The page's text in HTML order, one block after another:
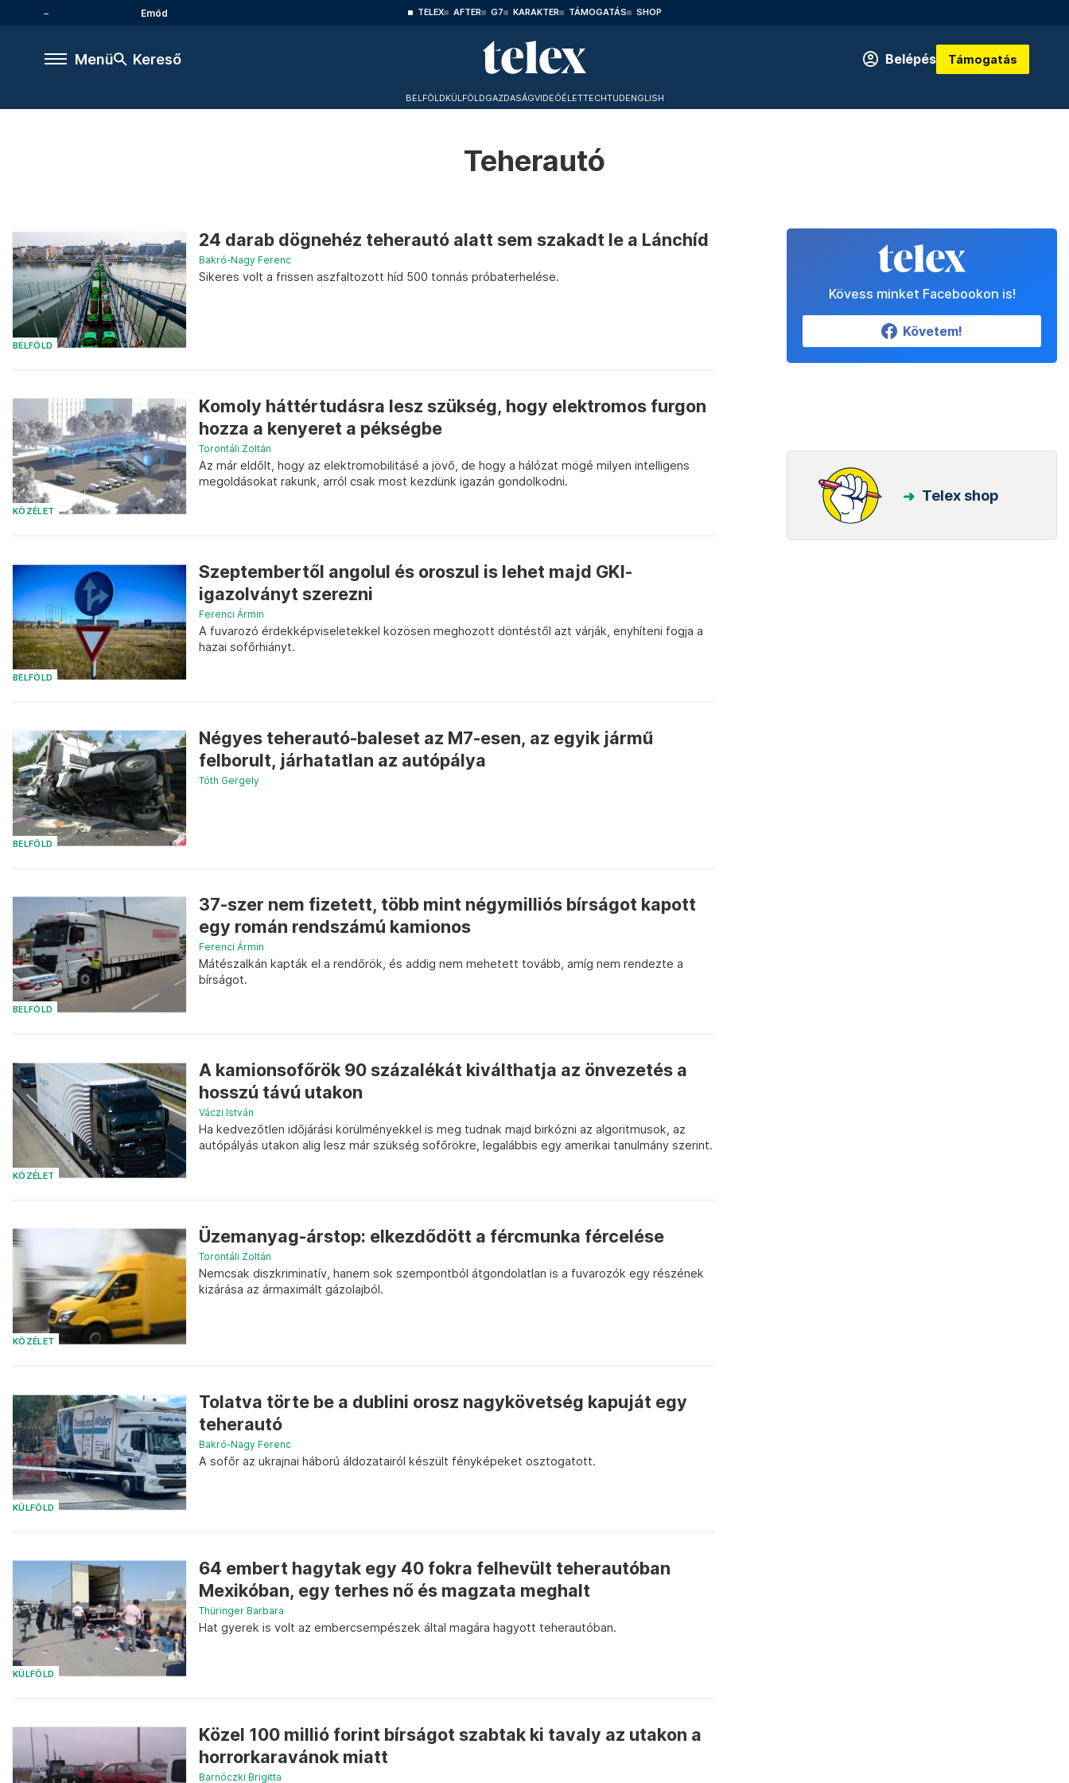
Emőd TELEX AFTER G7 KARAKTER TÁMOGATÁS SHOP
Menü Kereső Belépés Támogatás
BELFÖLDKÜLFÖLDGAZDASÁGVIDEÓÉLETTECHTUDENGLISH
Teherautó
BELFÖLD
24 darab dögnehéz teherautó alatt sem szakadt le a Lánchíd
Bakró-Nagy Ferenc
Sikeres volt a frissen aszfaltozott híd 500 tonnás próbaterhelése.
KÖZÉLET
Komoly háttértudásra lesz szükség, hogy elektromos furgon
hozza a kenyeret a pékségbe
Torontáli Zoltán
Az már eldőlt, hogy az elektromobilitásé a jövő, de hogy a hálózat mögé milyen intelligens
megoldásokat rakunk, arról csak most kezdünk igazán gondolkodni.
BELFÖLD
Szeptembertől angolul és oroszul is lehet majd GKI-
igazolványt szerezni
Ferenci Ármin
A fuvarozó érdekképviseletekkel közösen meghozott döntéstől azt várják, enyhíteni fogja a
hazai sofőrhiányt.
BELFÖLD
Négyes teherautó-baleset az M7-esen, az egyik jármű
felborult, járhatatlan az autópálya
Tóth Gergely
BELFÖLD
37-szer nem fizetett, több mint négymilliós bírságot kapott
egy román rendszámú kamionos
Ferenci Ármin
Mátészalkán kapták el a rendőrök, és addig nem mehetett tovább, amíg nem rendezte a
bírságot.
KÖZÉLET
A kamionsofőrök 90 százalékát kiválthatja az önvezetés a
hosszú távú utakon
Váczi István
Ha kedvezőtlen időjárási körülményekkel is meg tudnak majd birkózni az algoritmusok, az
autópályás utakon alig lesz már szükség sofőrökre, legalábbis egy amerikai tanulmány szerint.
KÖZÉLET
Üzemanyag-árstop: elkezdődött a fércmunka fércelése
Torontáli Zoltán
Nemcsak diszkriminatív, hanem sok szempontból átgondolatlan is a fuvarozók egy részének
kizárása az ármaximált gázolajból.
KÜLFÖLD
Tolatva törte be a dublini orosz nagykövetség kapuját egy
teherautó
Bakró-Nagy Ferenc
A sofőr az ukrajnai háború áldozatairól készült fényképeket osztogatott.
KÜLFÖLD
64 embert hagytak egy 40 fokra felhevült teherautóban
Mexikóban, egy terhes nő és magzata meghalt
Thüringer Barbara
Hat gyerek is volt az embercsempészek által magára hagyott teherautóban.
Közel 100 millió forint bírságot szabtak ki tavaly az utakon a
horrorkaravánok miatt
Barnóczki Brigitta
Kövess minket Facebookon is!
Követem!
Telex shop